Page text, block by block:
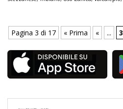
Pagina 3 di 17 « Prima « ... 3